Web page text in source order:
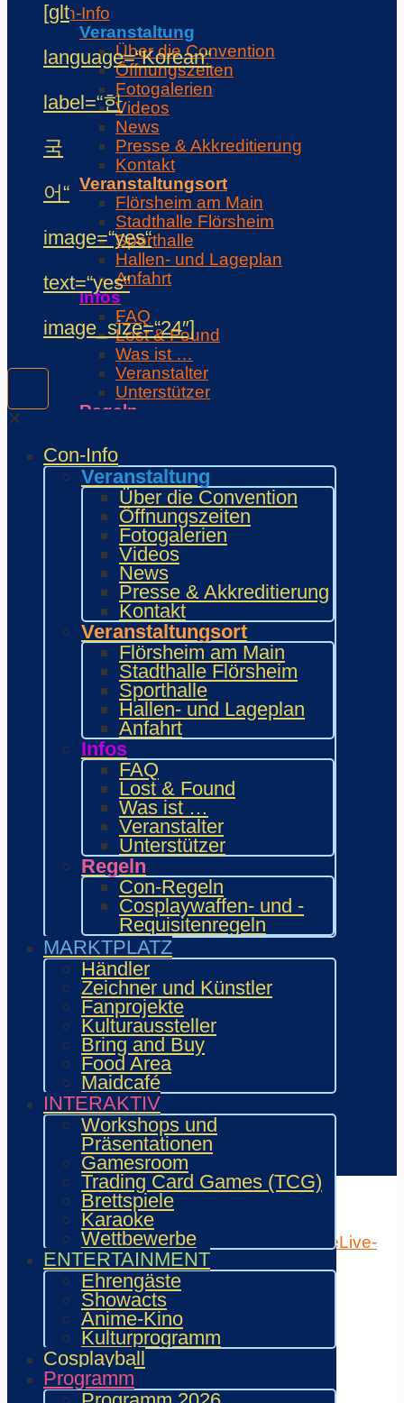
[glt
language=“Korean“
label=“한
국
어“
image=“yes“
text=“yes“
image_size=“24″]
✕
Con-Info
Veranstaltung
Über die Convention
Öffnungszeiten
Fotogalerien
Videos
News
Presse & Akkreditierung
Kontakt
Veranstaltungsort
Flörsheim am Main
Stadthalle Flörsheim
Sporthalle
Hallen- und Lageplan
Anfahrt
Infos
FAQ
Lost & Found
Was ist …
Veranstalter
Unterstützer
Regeln
Con-Regeln
Cosplaywaffen- und -
Requisitenregeln
MARKTPLATZ
Händler
Zeichner und Künstler
Fanprojekte
Kulturaussteller
Bring and Buy
Food Area
Maidcafé
INTERAKTIV
Workshops und
Präsentationen
Gamesroom
Trading Card Games (TCG)
Brettspiele
Karaoke
Wettbewerbe
ENTERTAINMENT
Ehrengäste
Showacts
Anime-Kino
Kulturprogramm
Cosplayball
Programm
Con-Info
Veranstaltung
Über die Convention
Öffnungszeiten
Fotogalerien
Videos
News
Presse & Akkreditierung
Kontakt
Veranstaltungsort
Flörsheim am Main
Stadthalle Flörsheim
Sporthalle
Hallen- und Lageplan
Anfahrt
Infos
FAQ
Lost & Found
Was ist …
Veranstalter
Unterstützer
Regeln
Cosplaywaffen- und -
Requisitenregeln
MARKTPLATZ
Händler
Zeichner und Künstler
Fanprojekte
Kulturaussteller
Bring and Buy
Food Area
Maidcafé
INTERAKTIV
Workshops und Präsentationen
Gamesroom
Trading Card Games (TCG)
Brettspiele
Karaoke
Wettbewerbe
ENTERTAINMENT
Ehrengäste
Showacts
Anime-Kino
Kulturprogramm
Cosplayball
Programm
Programm 2026
Wie.MAI.KAI App
Vergangenes Con-Programm
Bewerbung
Händler
Zeichner & Künstler
Aussteller & Fanprojekte
Showacts
Workshops & Präsentationen
Helfende
Marketing & Sponsoring
Presse & Content Creator
Verein wie.mai.kai e. V
Kontakt
Attraktionen
Programm
Lageplan Aussteller
Programm (Hauptseite)
TimetableLive-
TickerMeine Favoriten
Home
Mein Ticket
Ticketbestellung
Programmplan
Timetable